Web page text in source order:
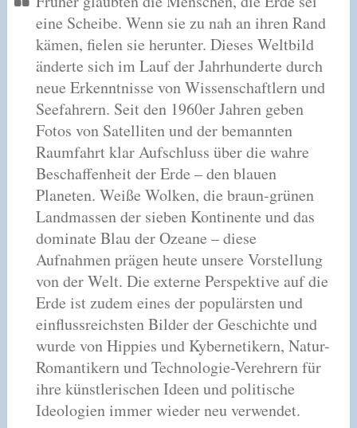
eine Scheibe. Wenn sie zu nah an ihren Rand
kämen, fielen sie herunter. Dieses Weltbild
änderte sich im Lauf der Jahrhunderte durch
neue Erkenntnisse von Wissenschaftlern und
Seefahrern. Seit den 1960er Jahren geben
Fotos von Satelliten und der bemannten
Raumfahrt klar Aufschluss über die wahre
Beschaffenheit der Erde – den blauen
Planeten. Weiße Wolken, die braun-grünen
Landmassen der sieben Kontinente und das
dominate Blau der Ozeane – diese
Aufnahmen prägen heute unsere Vorstellung
von der Welt. Die externe Perspektive auf die
Erde ist zudem eines der populärsten und
einflussreichsten Bilder der Geschichte und
wurde von Hippies und Kybernetikern, Natur-
Romantikern und Technologie-Verehrern für
ihre künstlerischen Ideen und politische
Ideologien immer wieder neu verwendet.